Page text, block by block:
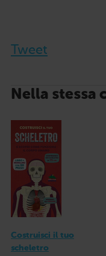
Tweet
Nella stessa
Costruisci il tuo
scheletro